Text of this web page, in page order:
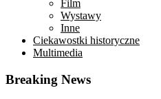
Film
Wystawy
Inne
Ciekawostki historyczne
Multimedia
Breaking News